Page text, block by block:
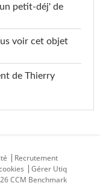
petit-déj' de
voir cet objet
de Thierry
Recrutement
Gérer Utiq
CCM Benchmark